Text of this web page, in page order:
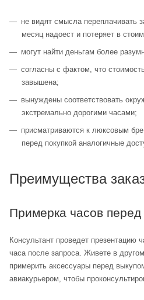
не видят смысла переплачивать
месяц надоест и потеряет в
могут найти деньгам более
согласны с фактом, что
завышена;
вынуждены соответствовать
экстремально дорогими часами;
присматриваются к люксовым
перед покупкой аналогичные
Преимущества
Примерка часов перед
Консультант проведет презентацию
часа после запроса. Живете в
примерить аксессуары перед
авиакурьером, чтобы